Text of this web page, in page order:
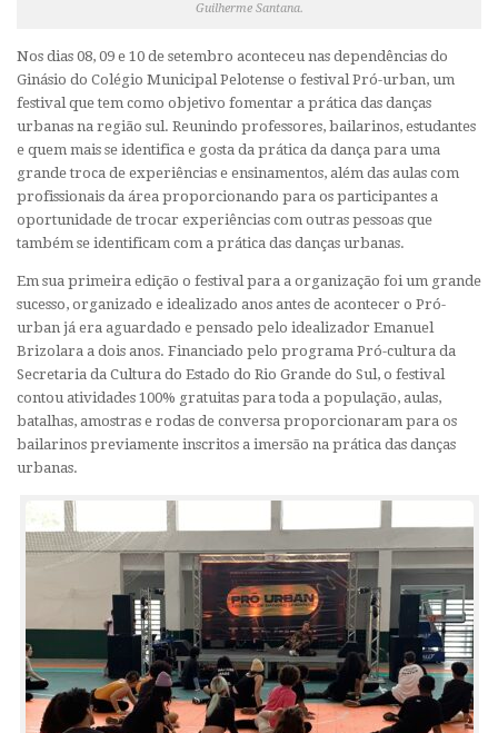
Guilherme Santana.
Nos dias 08, 09 e 10 de setembro aconteceu nas dependências do
Ginásio do Colégio Municipal Pelotense o festival Pró-urban, um
festival que tem como objetivo fomentar a prática das danças
urbanas na região sul. Reunindo professores, bailarinos, estudantes
e quem mais se identifica e gosta da prática da dança para uma
grande troca de experiências e ensinamentos, além das aulas com
profissionais da área proporcionando para os participantes a
oportunidade de trocar experiências com outras pessoas que
também se identificam com a prática das danças urbanas.
Em sua primeira edição o festival para a organização foi um grande
sucesso, organizado e idealizado anos antes de acontecer o Pró-
urban já era aguardado e pensado pelo idealizador Emanuel
Brizolara a dois anos. Financiado pelo programa Pró-cultura da
Secretaria da Cultura do Estado do Rio Grande do Sul, o festival
contou atividades 100% gratuitas para toda a população, aulas,
batalhas, amostras e rodas de conversa proporcionaram para os
bailarinos previamente inscritos a imersão na prática das danças
urbanas.